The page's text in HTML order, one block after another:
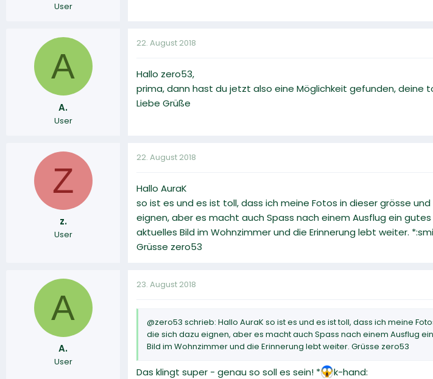
User
A
A.
User
22. August 2018
Hallo zero53,
prima, dann hast du jetzt also eine Möglichkeit gefunden, deine
Liebe Grüße
Z
z.
User
22. August 2018
Hallo AuraK
so ist es und es ist toll, dass ich meine Fotos in dieser grösse
eignen, aber es macht auch Spass nach einem Ausflug ein
aktuelles Bild im Wohnzimmer und die Erinnerung lebt weiter.
Grüsse zero53
A
A.
User
23. August 2018
@zero53 schrieb: Hallo AuraK so ist es und es ist toll, dass ich meine
die sich dazu eignen, aber es macht auch Spass nach einem Ausflug
Bild im Wohnzimmer und die Erinnerung lebt weiter. Grüsse zero53
Das klingt super - genau so soll es sein! * k-hand: